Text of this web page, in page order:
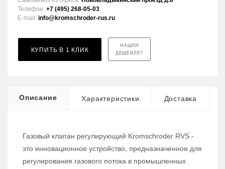
Телефон: +7 (495) 268-05-03
E-mail: info@kromschroder-rus.ru
КУПИТЬ В 1 КЛИК
НАШЛИ
ДЕШЕВЛЕ?
Описание Характеристики Доставка
Газовый клапан регулирующий Kromschroder RVS -
это инновационное устройство, предназначенное для
регулирования газового потока в промышленных